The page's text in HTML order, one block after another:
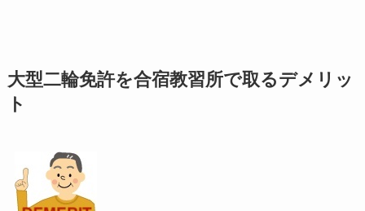
大型二輪免許を合宿教習所で取るデメリッ
ト